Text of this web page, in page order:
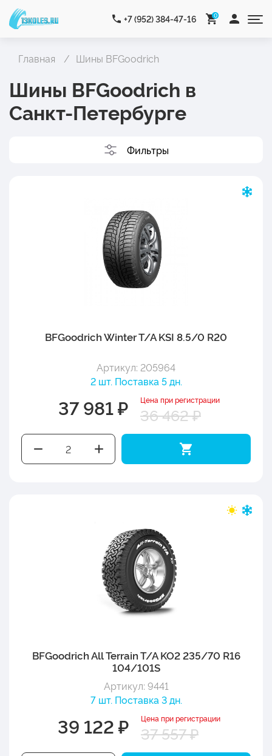
+7 (952) 384-47-16 0
Главная Шины BFGoodrich
Шины BFGoodrich в
Санкт-Петербурге
Фильтры
BFGoodrich Winter T/A KSI 8.5/0 R20
Артикул: 205964
2 шт. Поставка 5 дн.
37 981 ₽ Цена при регистрации
36 462 ₽
BFGoodrich All Terrain T/A KO2 235/70 R16
104/101S
Артикул: 9441
7 шт. Поставка 3 дн.
39 122 ₽ Цена при регистрации
37 557 ₽